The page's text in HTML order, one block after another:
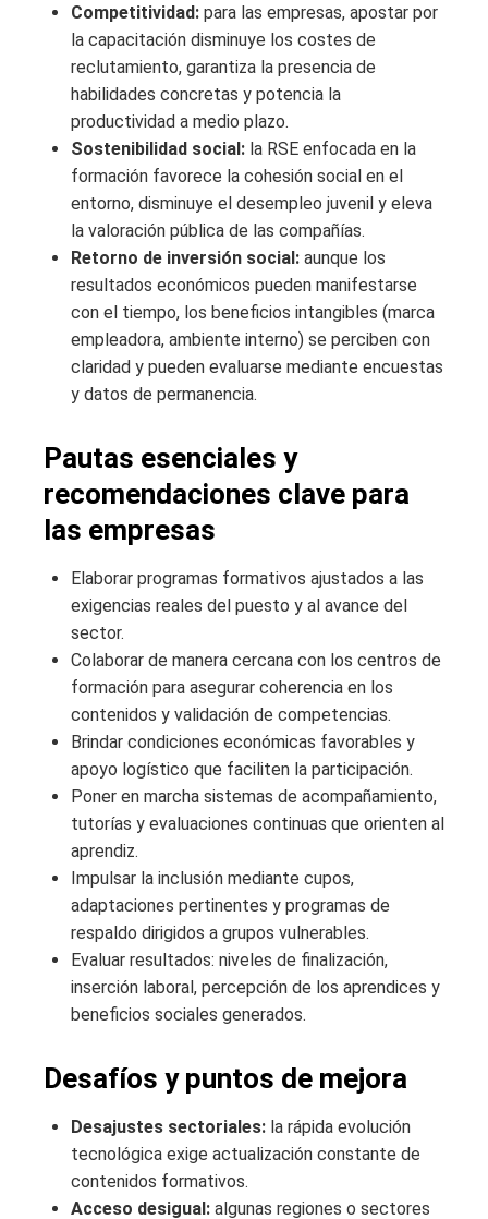
Competitividad: para las empresas, apostar por
la capacitación disminuye los costes de
reclutamiento, garantiza la presencia de
habilidades concretas y potencia la
productividad a medio plazo.
Sostenibilidad social: la RSE enfocada en la
formación favorece la cohesión social en el
entorno, disminuye el desempleo juvenil y eleva
la valoración pública de las compañías.
Retorno de inversión social: aunque los
resultados económicos pueden manifestarse
con el tiempo, los beneficios intangibles (marca
empleadora, ambiente interno) se perciben con
claridad y pueden evaluarse mediante encuestas
y datos de permanencia.
Pautas esenciales y
recomendaciones clave para
las empresas
Elaborar programas formativos ajustados a las
exigencias reales del puesto y al avance del
sector.
Colaborar de manera cercana con los centros de
formación para asegurar coherencia en los
contenidos y validación de competencias.
Brindar condiciones económicas favorables y
apoyo logístico que faciliten la participación.
Poner en marcha sistemas de acompañamiento,
tutorías y evaluaciones continuas que orienten al
aprendiz.
Impulsar la inclusión mediante cupos,
adaptaciones pertinentes y programas de
respaldo dirigidos a grupos vulnerables.
Evaluar resultados: niveles de finalización,
inserción laboral, percepción de los aprendices y
beneficios sociales generados.
Desafíos y puntos de mejora
Desajustes sectoriales: la rápida evolución
tecnológica exige actualización constante de
contenidos formativos.
Acceso desigual: algunas regiones o sectores